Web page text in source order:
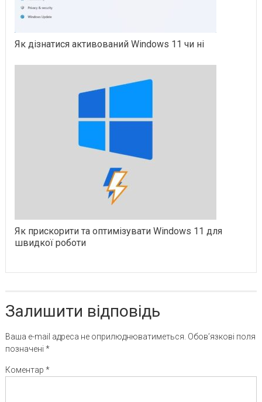
Як дізнатися активований Windows 11 чи ні
Як прискорити та оптимізувати Windows 11 для
швидкої роботи
Залишити відповідь
Ваша e-mail адреса не оприлюднюватиметься. Обов’язкові поля
позначені *
Коментар *